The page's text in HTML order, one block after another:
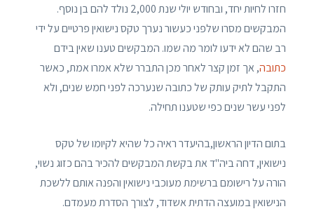
חזרו לחיות יחד, ובחודש יולי שנת 2,000 נולד להם בן נוסף.
המבקשים מסרו שלפני כעשור נערך טקס נישואין פרטיים על ידי
רב שהם לא ידעו לומר מה שמו. המבקשים טענו שאין בידם
כתובה, אך זמן קצר לאחר מכן התברר שלא אמרו אמת, כאשר
התקבל לתיק עותק של כתובה שנערכה לפני חמש שנים, ולא
לפני עשר שנים כפי שטענו תחילה.
בתום הדיון הראשון,בהיעדר ראיה כל שהיא לקיומו של טקס
נישואין, דחה ביה"ד את בקשת המבקשים להכיר בהם כזוג נשוי,
הורה על רישומם ברשימת מעוכבי נישואין והפנה אותם ללשכת
הנישואין במועצה הדתית אשדוד, לצורך הסדרת מעמדם.